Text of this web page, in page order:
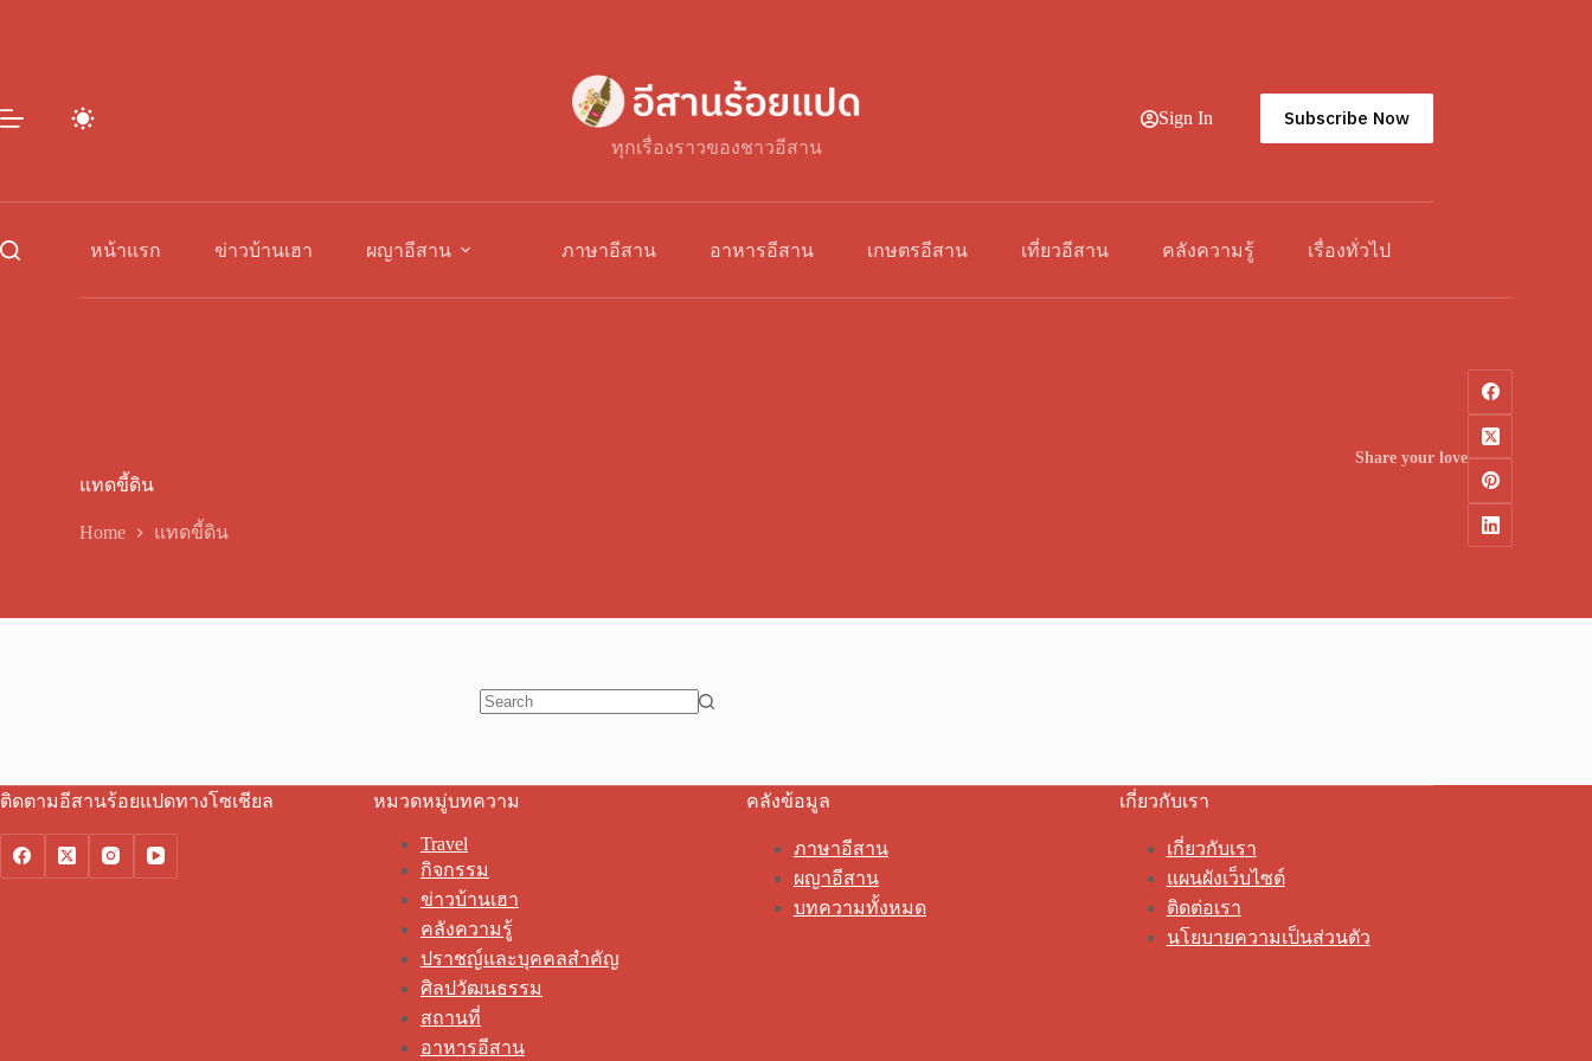
ทุกเรื่องราวของชาวอีสาน
Sign In Subscribe Now
หน้าแรก ข่าวบ้านเฮา ผญาอีสาน ภาษาอีสาน อาหารอีสาน เกษตรอีสาน เที่ยวอีสาน คลังความรู้ เรื่องทั่วไป
แทดขี้ดิน
Home แทดขี้ดิน
Share your love
ติดตามอีสานร้อยแปดทางโซเชียล หมวดหมู่บทความ
Travel
กิจกรรม
ข่าวบ้านเฮา
คลังความรู้
ปราชญ์และบุคคลสำคัญ
ศิลปวัฒนธรรม
สถานที่
อาหารอีสาน
คลังข้อมูล
ภาษาอีสาน
ผญาอีสาน
บทความทั้งหมด
เกี่ยวกับเรา
เกี่ยวกับเรา
แผนผังเว็บไซต์
ติดต่อเรา
นโยบายความเป็นส่วนตัว